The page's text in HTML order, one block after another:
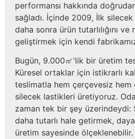
performansı hakkında
sağladı. İçinde 2009, İlk
daha sonra ürün tutarlılığını
geliştirmek için kendi
Bugün, 9.000㎡'lik bir üretim
Küresel ortaklar için istikrarlı
teslimatla hem çerçevesiz hem
silecek lastikleri üretiyoruz.
zaman tek bir şey üzerindeydi:
daha tutarlı hale getirmek,
üretim sayesinde ölçeklenebilir.